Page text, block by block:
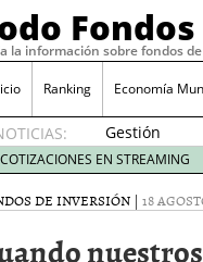
la información sobre fondos
Ranking Economía
Gestión
pasiva
contra
gestión
España:
COTIZACIONES EN STREAMING
DE INVERSIÓN | 18